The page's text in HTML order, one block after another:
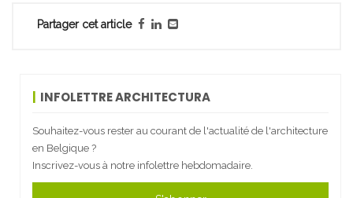
Partager cet article
INFOLETTRE ARCHITECTURA
Souhaitez-vous rester au courant de l'actualité de l'architecture
en Belgique ?
Inscrivez-vous à notre infolettre hebdomadaire.